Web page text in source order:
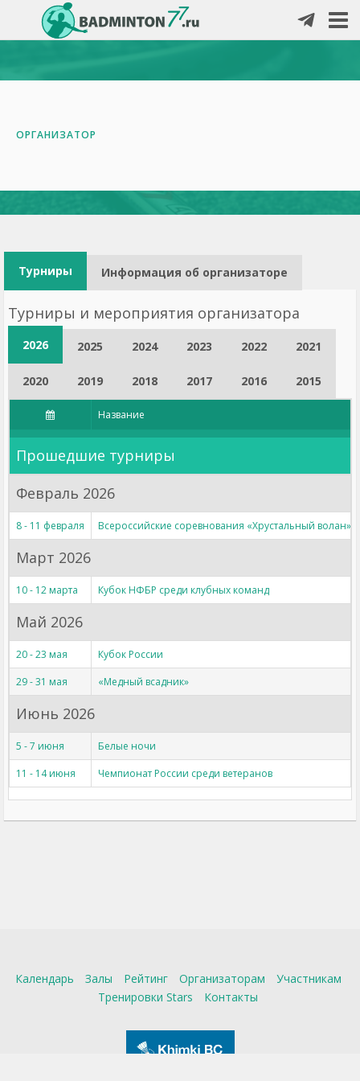
ОРГАНИЗАТОР
Турниры Информация об организаторе
Турниры и мероприятия организатора
2026 2025 2024 2023 2022 2021
2020 2019 2018 2017 2016 2015
Название
Прошедшие турниры
Февраль 2026
8 - 11 февраля Всероссийские соревнования «Хрустальный волан»
Март 2026
10 - 12 марта Кубок НФБР среди клубных команд
Май 2026
20 - 23 мая
Кубок России
29 - 31 мая
«Медный всадник»
Июнь 2026
5 - 7 июня
Белые ночи
11 - 14 июня
Чемпионат России среди ветеранов
Календарь Залы Рейтинг Организаторам
Участникам
Тренировки Stars
Контакты